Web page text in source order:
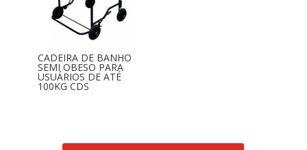
CADEIRA DE BANHO
SEMI OBESO PARA
USUÁRIOS DE ATÉ
100KG CDS